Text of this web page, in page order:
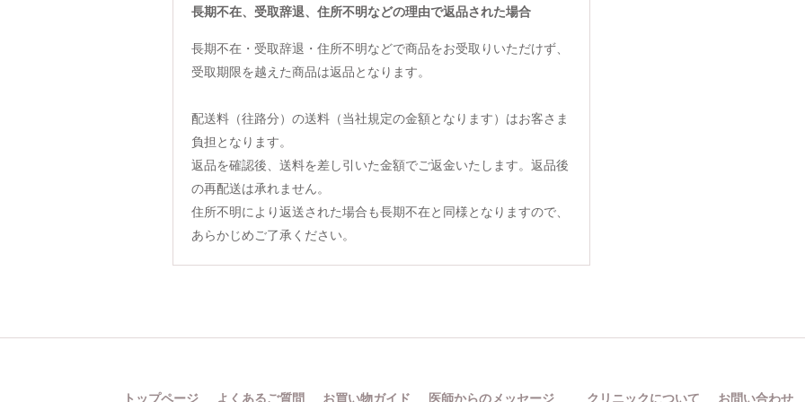
長期不在、受取辞退、住所不明などの理由で返品された場合
長期不在・受取辞退・住所不明などで商品をお受取りいただけず、
受取期限を越えた商品は返品となります。
配送料（往路分）の送料（当社規定の金額となります）はお客さま
負担となります。
返品を確認後、送料を差し引いた金額でご返金いたします。返品後
の再配送は承れません。
住所不明により返送された場合も長期不在と同様となりますので、
あらかじめご了承ください。
トップページ よくあるご質問 お買い物ガイド 医師からのメッセージ クリニックについて お問い合わせ